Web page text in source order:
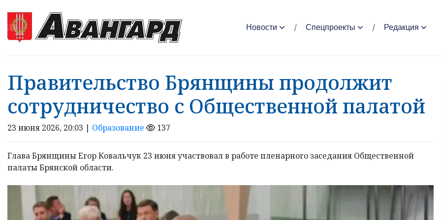
Новости Спецпроекты Редакция
Правительство Брянщины продолжит
сотрудничество с Общественной палатой
23 июня 2026, 20:03 | Образование 137
Глава Брянщины Егор Ковальчук 23 июня участвовал в работе пленарного заседания Общественной
палаты Брянской области.